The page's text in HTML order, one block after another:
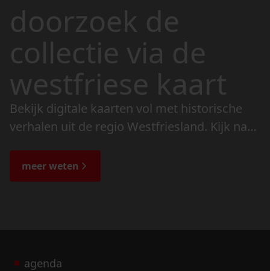
doorzoek de
collectie via de
westfriese kaart
Bekijk digitale kaarten vol met historische
verhalen uit de regio Westfriesland. Kijk naar
de bijzondere verhalen.
meer weten
agenda